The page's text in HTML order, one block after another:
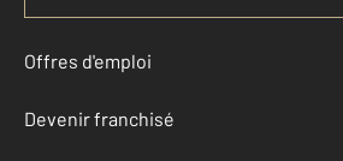
Offres d'emploi
Devenir franchisé